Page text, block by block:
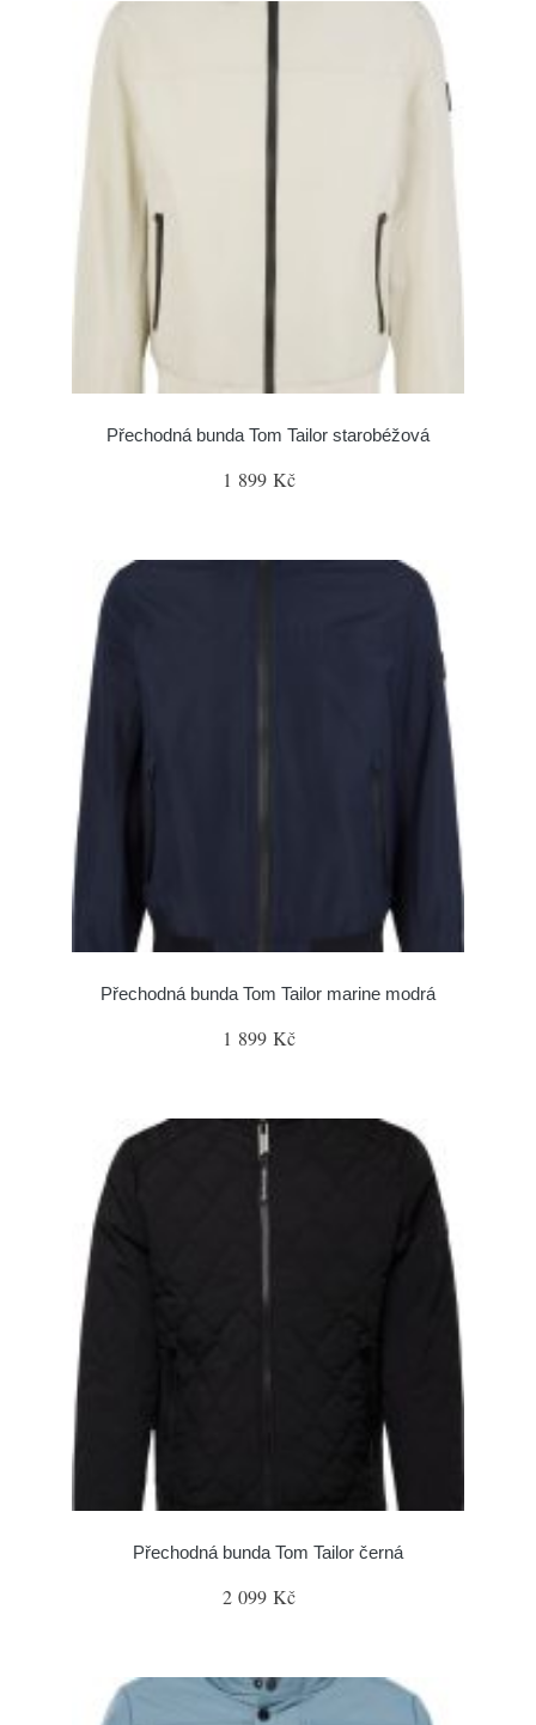
Přechodná bunda Tom Tailor starobéžová
1 899 Kč
Přechodná bunda Tom Tailor marine modrá
1 899 Kč
Přechodná bunda Tom Tailor černá
2 099 Kč